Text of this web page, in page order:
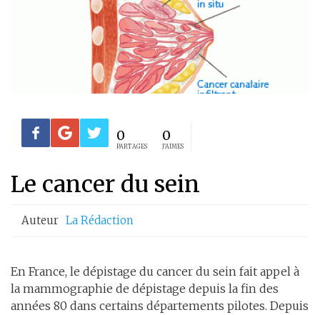
0
PARTAGES
0
J'AIMES
Le cancer du sein
Auteur La Rédaction
En France, le dépistage du cancer du sein fait appel à
la mammographie de dépistage depuis la fin des
années 80 dans certains départements pilotes. Depuis